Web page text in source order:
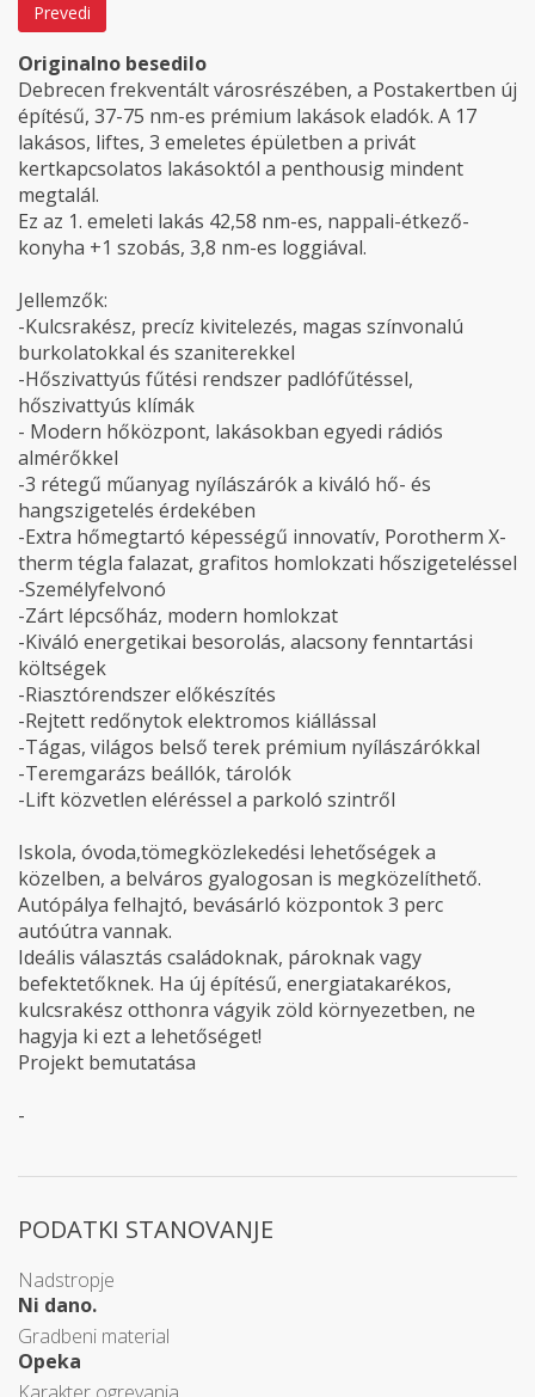
Prevedi
Originalno besedilo
Debrecen frekventált városrészében, a Postakertben új
építésű, 37-75 nm-es prémium lakások eladók. A 17
lakásos, liftes, 3 emeletes épületben a privát
kertkapcsolatos lakásoktól a penthousig mindent
megtalál.
Ez az 1. emeleti lakás 42,58 nm-es, nappali-étkező-
konyha +1 szobás, 3,8 nm-es loggiával.
Jellemzők:
-Kulcsrakész, precíz kivitelezés, magas színvonalú
burkolatokkal és szaniterekkel
-Hőszivattyús fűtési rendszer padlófűtéssel,
hőszivattyús klímák
- Modern hőközpont, lakásokban egyedi rádiós
almérőkkel
-3 rétegű műanyag nyílászárók a kiváló hő- és
hangszigetelés érdekében
-Extra hőmegtartó képességű innovatív, Porotherm X-
therm tégla falazat, grafitos homlokzati hőszigeteléssel
-Személyfelvonó
-Zárt lépcsőház, modern homlokzat
-Kiváló energetikai besorolás, alacsony fenntartási
költségek
-Riasztórendszer előkészítés
-Rejtett redőnytok elektromos kiállással
-Tágas, világos belső terek prémium nyílászárókkal
-Teremgarázs beállók, tárolók
-Lift közvetlen eléréssel a parkoló szintről
Iskola, óvoda,tömegközlekedési lehetőségek a
közelben, a belváros gyalogosan is megközelíthető.
Autópálya felhajtó, bevásárló központok 3 perc
autóútra vannak.
Ideális választás családoknak, pároknak vagy
befektetőknek. Ha új építésű, energiatakarékos,
kulcsrakész otthonra vágyik zöld környezetben, ne
hagyja ki ezt a lehetőséget!
Projekt bemutatása
-
PODATKI STANOVANJE
Nadstropje
Ni dano.
Gradbeni material
Opeka